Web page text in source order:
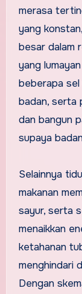
merasa
yang
besar dalam
yang
beberapa sel
badan, serta
dan bangun
supaya
Selainnya
makanan
sayur, serta
menaikkan
ketahanan
menghindari
Dengan